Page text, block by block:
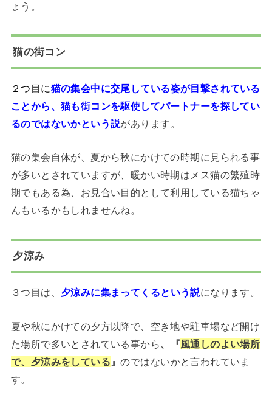
ょう。
猫の街コン
２つ目に猫の集会中に交尾している姿が目撃されている
ことから、猫も街コンを駆使してパートナーを探してい
るのではないかという説があります。
猫の集会自体が、夏から秋にかけての時期に見られる事
が多いとされていますが、暖かい時期はメス猫の繁殖時
期でもある為、お見合い目的として利用している猫ちゃ
んもいるかもしれませんね。
夕涼み
３つ目は、 夕涼みに集まってくるという説になります。
夏や秋にかけての夕方以降で、空き地や駐車場など開け
た場所で多いとされている事から
、『風通しのよい場所
で、夕涼みをしている 』のではないかと言われていま
す。